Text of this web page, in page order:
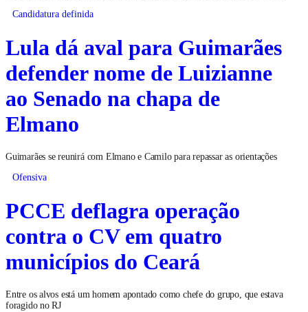
Candidatura definida
Lula dá aval para Guimarães
defender nome de Luizianne
ao Senado na chapa de
Elmano
Guimarães se reunirá com Elmano e Camilo para repassar as orientações
Ofensiva
PCCE deflagra operação
contra o CV em quatro
municípios do Ceará
Entre os alvos está um homem apontado como chefe do grupo, que estava
foragido no RJ